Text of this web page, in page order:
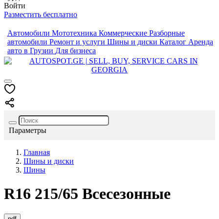
Войти
Разместить бесплатно
Автомобили Мототехника Коммерческие Разборные
автомобили Ремонт и услуги Шины и диски Каталог Аренда
авто в Грузии Для бизнеса
Параметры
Главная
Шины и диски
Шины
R16 215/65 Всесезонные